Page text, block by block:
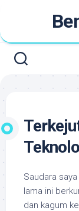
content
Saudara
lama ini
dan kagum